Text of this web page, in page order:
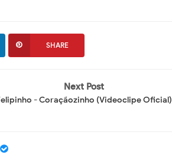
SHARE
Next Post
- Coraçãozinho (Videoclipe Oficial)